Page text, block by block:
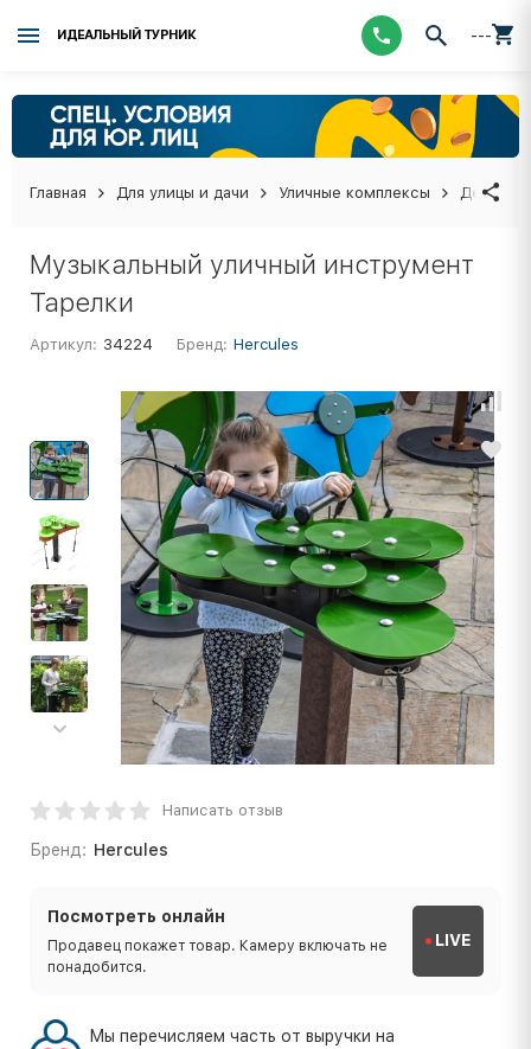
ИДЕАЛЬНЫЙ ТУРНИК ---
Главная Для улицы и дачи Уличные комплексы Детские
Музыкальный уличный инструмент
Тарелки
Артикул: 34224 Бренд: Hercules
Написать отзыв
Бренд: Hercules
Посмотреть онлайн
Продавец покажет товар. Камеру включать не
понадобится.
LIVE
Мы перечисляем часть от выручки на